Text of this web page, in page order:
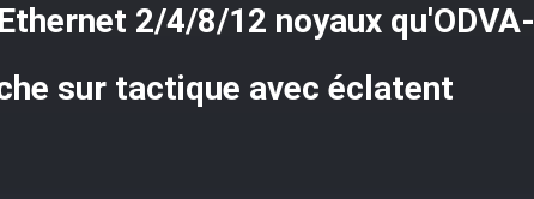
2/4/8/12 noyaux qu'ODVA-
sur tactique avec éclatent